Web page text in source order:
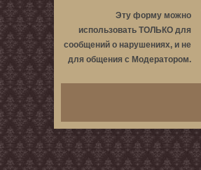
Эту форму можно
использовать ТОЛЬКО для
сообщений о нарушениях, и не
для общения с Модератором.